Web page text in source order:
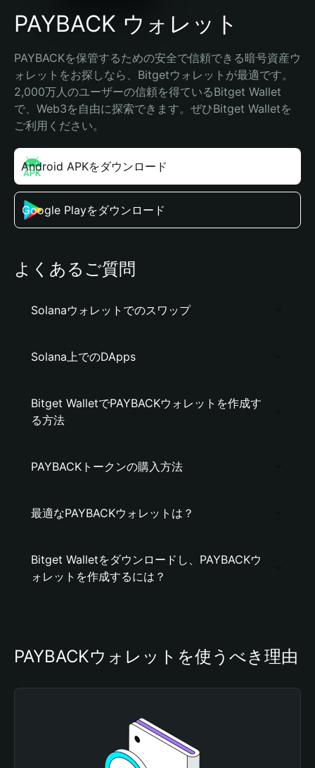
PAYBACK ウォレット
PAYBACKを保管するための安全で信頼できる暗号資産ウ
ォレットをお探しなら、Bitgetウォレットが最適です。
2,000万人のユーザーの信頼を得ているBitget Wallet
で、Web3を自由に探索できます。ぜひBitget Walletを
ご利用ください。
Android APKをダウンロード
Google Playをダウンロード
よくあるご質問
Solanaウォレットでのスワップ
Solana上でのDApps
Bitget WalletでPAYBACKウォレットを作成す
る方法
PAYBACKトークンの購入方法
最適なPAYBACKウォレットは？
Bitget Walletをダウンロードし、PAYBACKウ
ォレットを作成するには？
PAYBACKウォレットを使うべき理由